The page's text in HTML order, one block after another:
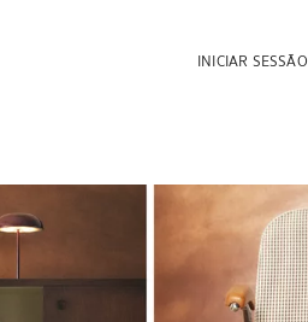
INICIAR SESSÃO